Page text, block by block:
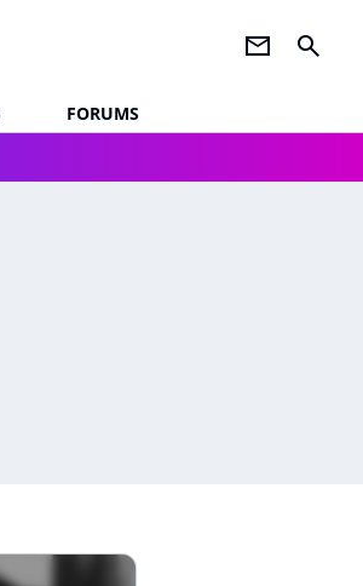
newsletter search
FORUMS